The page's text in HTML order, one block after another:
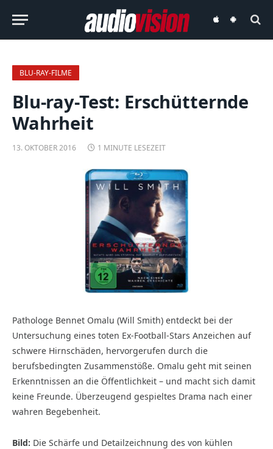
audiovisionaudiovision
BLU-RAY-FILME
Blu-ray-Test: Erschütternde
Wahrheit
13. OKTOBER 2016 1 MINUTE LESEZEIT
Pathologe Bennet Omalu (Will Smith) entdeckt bei der
Untersuchung eines toten Ex-Football-Stars Anzeichen auf
schwere Hirnschäden, hervorgerufen durch die
berufsbedingten Zusammenstöße. Omalu geht mit seinen
Erkenntnissen an die Öffentlichkeit – und macht sich damit
keine Freunde. Überzeugend gespieltes Drama nach einer
wahren Begebenheit.
Bild: Die Schärfe und Detailzeichnung des von kühlen